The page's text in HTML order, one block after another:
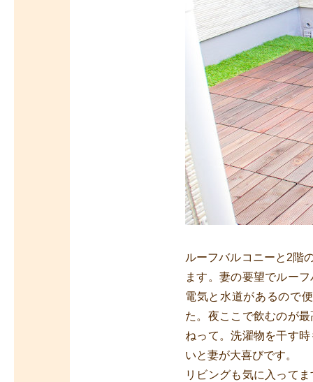
ルーフバルコニーと2階
ます。妻の要望でルー
電気と水道があるので
た。夜ここで飲むのが
ねって。洗濯物を干す
いと妻が大喜びです。
リビングも気に入って